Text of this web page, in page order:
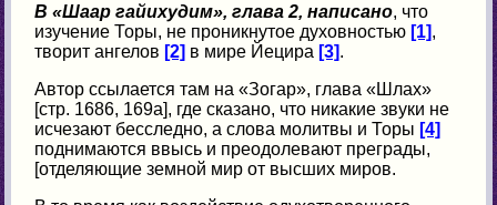
В «Шаар гайихудим», глава 2, написано, что
изучение Торы, не проникнутое духовностью [1],
творит ангелов [2] в мире Йецира [3].
Автор ссылается там на «Зогар», глава «Шлах»
[стр. 1686, 169а], где сказано, что никакие звуки не
исчезают бесследно, а слова молитвы и Торы [4]
поднимаются ввысь и преодолевают преграды,
[отделяющие земной мир от высших миров.